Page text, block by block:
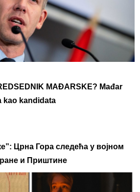
MAĐARSKE? Mađar
kao kandidata
Црна Гора следећа у војном
и Приштине